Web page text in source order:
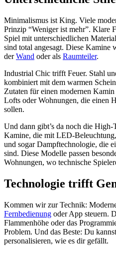
Minimalismus ist King. Viele
Prinzip “Weniger ist mehr”. Klare
Spiel mit unterschiedlichen
sind total angesagt. Diese
derWand oder als Raumteiler.
Industrial Chic trifft Feuer. Stahl
kombiniert mit dem warmen
Zutaten für einen modernen
Lofts oder Wohnungen, die einen
sollen.
Und dann gibt’s da noch die
Kamine, die mit LED-
und sogar Dampftechnologie, die
sind. Diese Modelle passen
Wohnungen, wo technische
Technologie trifft
Kommen wir zur Technik:
Fernbedienung oder App steuern.
Flammenhöhe oder das
Problem. Und das Beste: Du
personalisieren, wie es dir gefällt.